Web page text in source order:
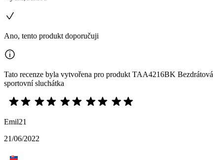
Ano, tento produkt doporučuji
Tato recenze byla vytvořena pro produkt TAA4216BK Bezdrátová
sportovní sluchátka
Emil21
21/06/2022